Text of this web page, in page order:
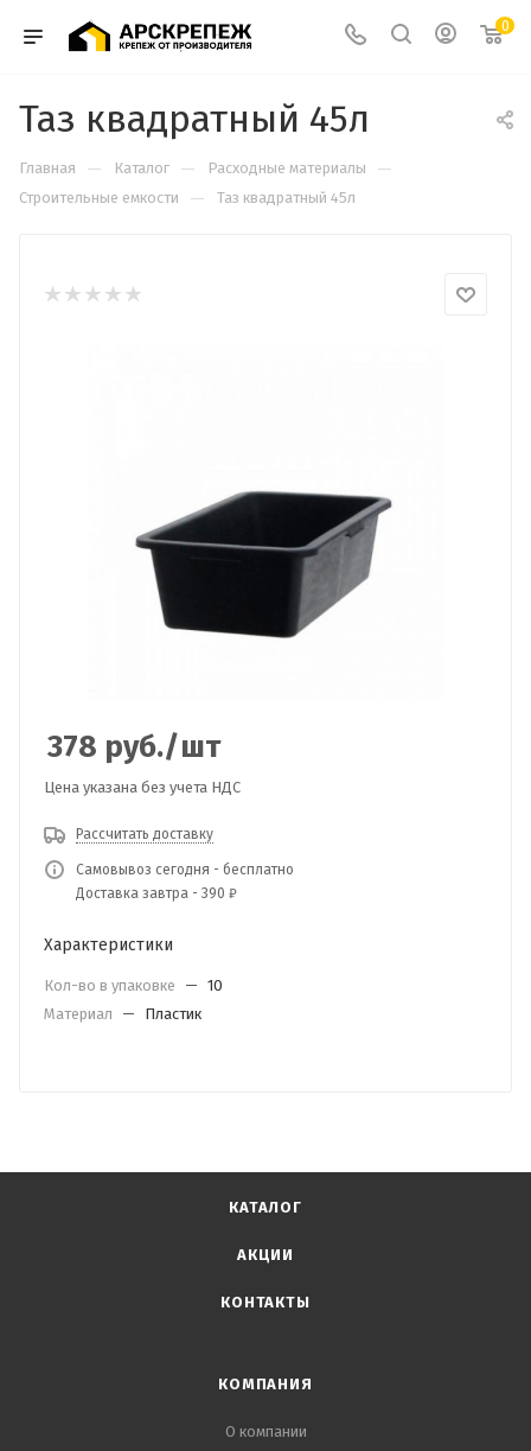
0
Таз квадратный 45л
Главная — Каталог — Расходные материалы —
Строительные емкости — Таз квадратный 45л
378 руб./шт
Цена указана без учета НДС
Рассчитать доставку
Самовывоз сегодня - бесплатно
Доставка завтра - 390 ₽
Характеристики
Кол-во в упаковке — 10
Материал
— Пластик
КАТАЛОГ
АКЦИИ
КОНТАКТЫ
КОМПАНИЯ
О компании